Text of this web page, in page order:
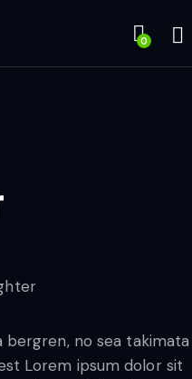
0
bergren, no sea takimata
Lorem ipsum dolor sit